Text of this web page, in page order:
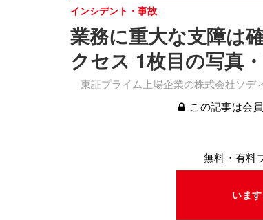
業務に重大な支障は
クセス 1枚目の写真
東証プライム上場企業の株式会社ソデ
インシデント・事故
この記事は会
無料・有料
いま